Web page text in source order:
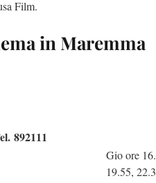
Film.
in Maremma
892111
Gio ore
19.55,